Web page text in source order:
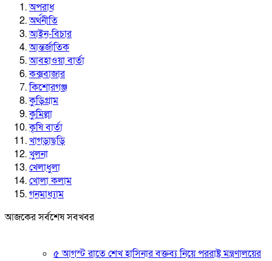
অপরাধ
অর্থনীতি
আইন-বিচার
আন্তর্জাতিক
আবহাওয়া বার্তা
কক্সবাজার
কিশোরগঞ্জ
কুড়িগ্রাম
কুমিল্লা
কৃষি বার্তা
খাগড়াছড়ি
খুলনা
খেলাধুলা
খোলা কলাম
গনমাধ্যাম
আজকের সর্বশেষ সবখবর
৫ আগস্ট রাতে শেখ হাসিনার বক্তব্য নিয়ে পররাষ্ট্র মন্ত্রণালয়ের